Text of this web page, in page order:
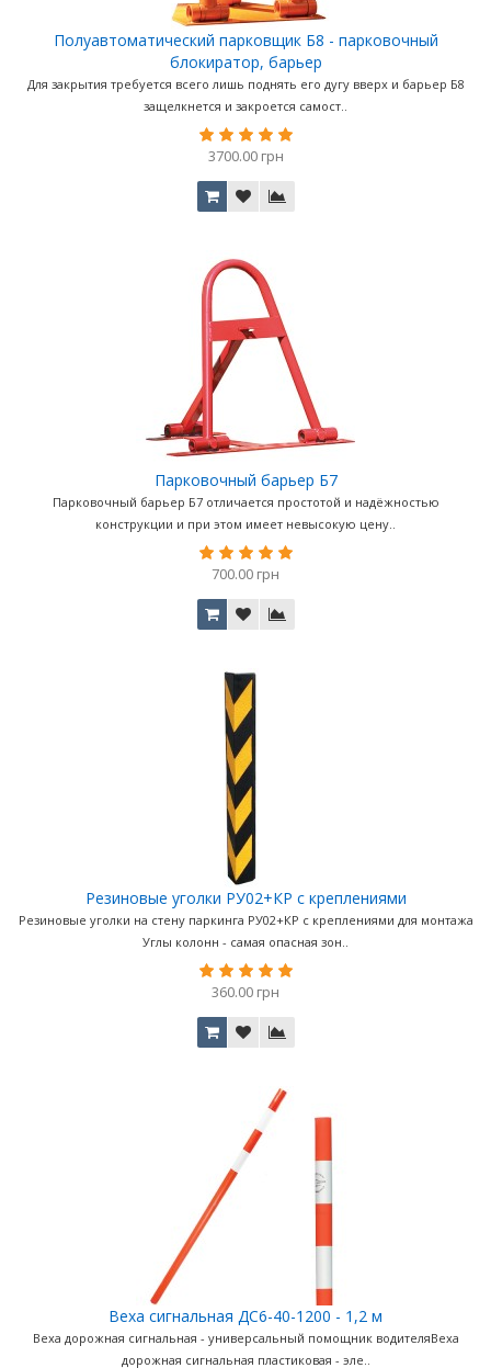
Полуавтоматический парковщик Б8 - парковочный
блокиратор, барьер
Для закрытия требуется всего лишь поднять его дугу вверх и барьер Б8
защелкнется и закроется самост..
3700.00 грн
Парковочный барьер Б7
Парковочный барьер Б7 отличается простотой и надёжностью
конструкции и при этом имеет невысокую цену..
700.00 грн
Резиновые уголки РУ02+КР с креплениями
Резиновые уголки на стену паркинга РУ02+КР с креплениями для монтажа
Углы колонн - самая опасная зон..
360.00 грн
Веха сигнальная ДС6-40-1200 - 1,2 м
Веха дорожная сигнальная - универсальный помощник водителяВеха
дорожная сигнальная пластиковая - эле..